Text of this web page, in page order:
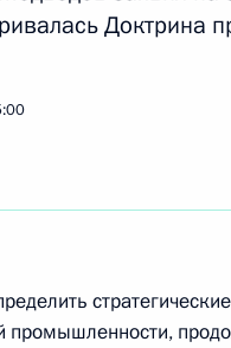
ряда медицинских
Доктрина